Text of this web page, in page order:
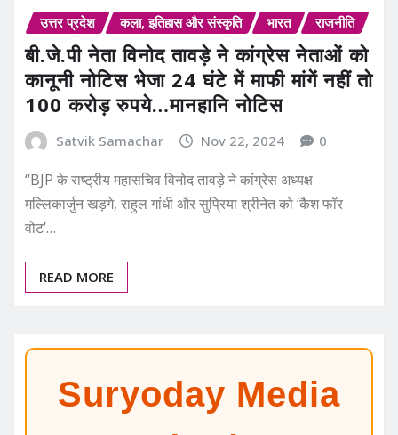
उत्तर प्रदेश कला, इतिहास और संस्कृति भारत राजनीति
बी.जे.पी नेता विनोद तावड़े ने कांग्रेस नेताओं को
कानूनी नोटिस भेजा 24 घंटे में माफी मांगें नहीं तो
100 करोड़ रुपये…मानहानि नोटिस
Satvik Samachar Nov 22, 2024 0
“BJP के राष्ट्रीय महासचिव विनोद तावड़े ने कांग्रेस अध्यक्ष
मल्लिकार्जुन खड़गे, राहुल गांधी और सुप्रिया श्रीनेत को ‘कैश फॉर
वोट’…
READ MORE
Suryoday Media